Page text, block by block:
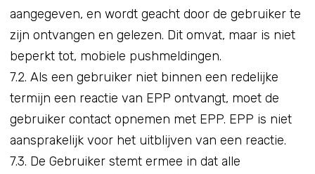
aangegeven, en wordt geacht door de gebruiker te
zijn ontvangen en gelezen. Dit omvat, maar is niet
beperkt tot, mobiele pushmeldingen.
7.2. Als een gebruiker niet binnen een redelijke
termijn een reactie van EPP ontvangt, moet de
gebruiker contact opnemen met EPP. EPP is niet
aansprakelijk voor het uitblijven van een reactie.
7.3. De Gebruiker stemt ermee in dat alle